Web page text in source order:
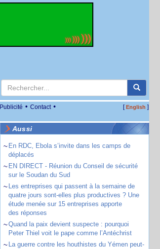
Publicité • Contact • [English ]
Aussi
~ En RDC, Ebola s’invite dans les camps de
déplacés
~ EN DIRECT - Réunion du Conseil de sécurité
sur le Soudan du Sud
~ Les entreprises qui passent à la semaine de
quatre jours sont-elles plus productives ? Une
étude menée sur 15 entreprises apporte
des réponses
~Quand la paix devient suspecte : pourquoi
Peter Thiel voit le pape comme l’Antéchrist
~ La guerre contre les houthistes du Yémen peut-